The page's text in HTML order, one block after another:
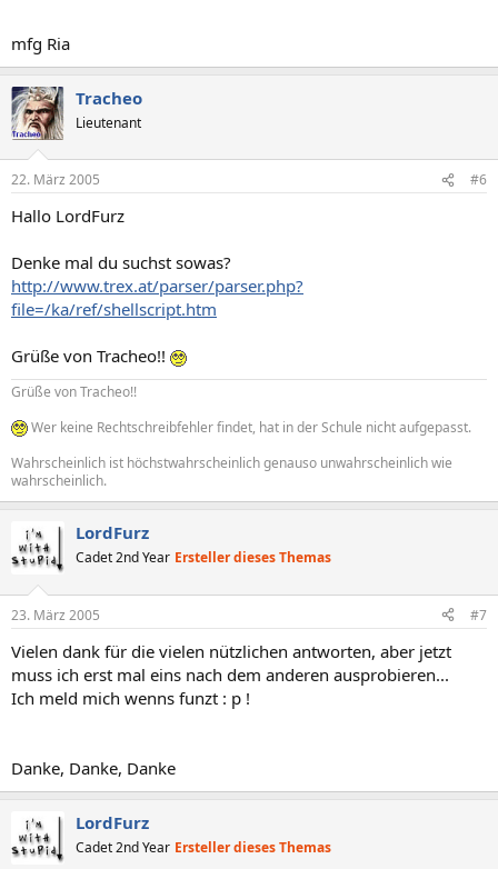
mfg Ria
Tracheo
Lieutenant
22. März 2005 #6
Hallo LordFurz
Denke mal du suchst sowas?
http://www.trex.at/parser/parser.php?
file=/ka/ref/shellscript.htm
Grüße von Tracheo!!
Grüße von Tracheo!!
Wer keine Rechtschreibfehler findet, hat in der Schule nicht aufgepasst.
Wahrscheinlich ist höchstwahrscheinlich genauso unwahrscheinlich wie
wahrscheinlich.
LordFurz
Cadet 2nd Year Ersteller dieses Themas
23. März 2005 #7
Vielen dank für die vielen nützlichen antworten, aber jetzt
muss ich erst mal eins nach dem anderen ausprobieren...
Ich meld mich wenns funzt : p !
Danke, Danke, Danke
LordFurz
Cadet 2nd Year Ersteller dieses Themas